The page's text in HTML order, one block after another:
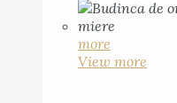
more
View more